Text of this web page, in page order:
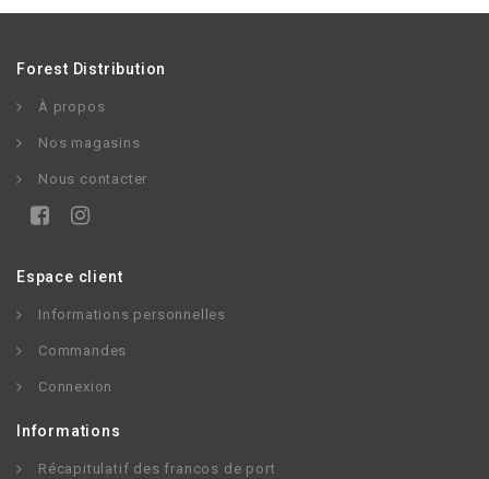
Forest Distribution
À propos
Nos magasins
Nous contacter
Espace client
Informations personnelles
Commandes
Connexion
Informations
Récapitulatif des francos de port